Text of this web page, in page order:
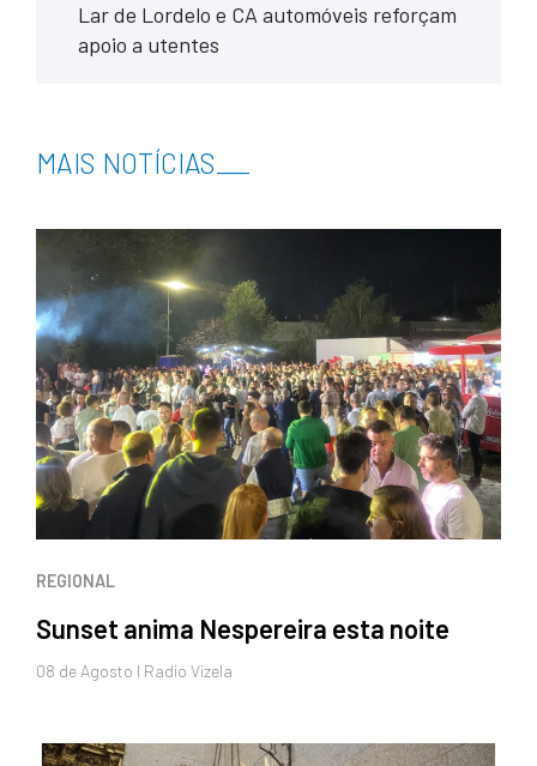
Lar de Lordelo e CA automóveis reforçam
apoio a utentes
MAIS NOTÍCIAS
REGIONAL
Sunset anima Nespereira esta noite
08 de Agosto I Radio Vizela